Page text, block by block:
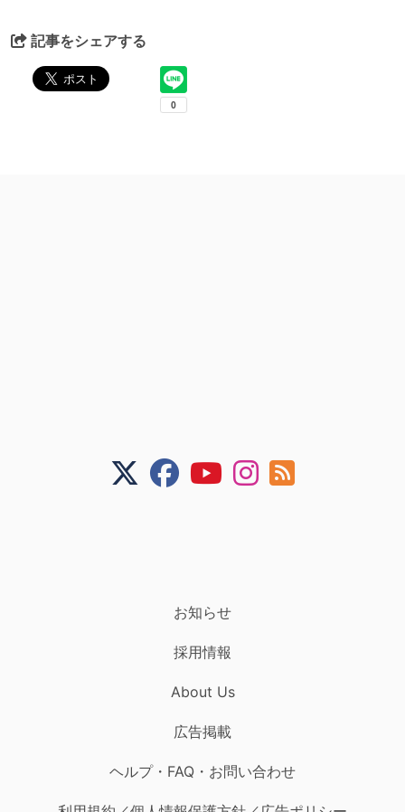
記事をシェアする
お知らせ
採用情報
About Us
広告掲載
ヘルプ・FAQ・お問い合わせ